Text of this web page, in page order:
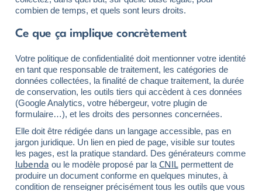
combien de temps, et quels sont leurs droits.
Ce que ça implique concrètement
Votre politique de confidentialité doit mentionner votre identité
en tant que responsable de traitement, les catégories de
données collectées, la finalité de chaque traitement, la durée
de conservation, les outils tiers qui accèdent à ces données
(Google Analytics, votre hébergeur, votre plugin de
formulaire…), et les droits des personnes concernées.
Elle doit être rédigée dans un langage accessible, pas en
jargon juridique. Un lien en pied de page, visible sur toutes
les pages, est la pratique standard. Des générateurs comme
Iubenda ou le modèle proposé par la CNILpermettent de
produire un document conforme en quelques minutes, à
condition de renseigner précisément tous les outils que vous